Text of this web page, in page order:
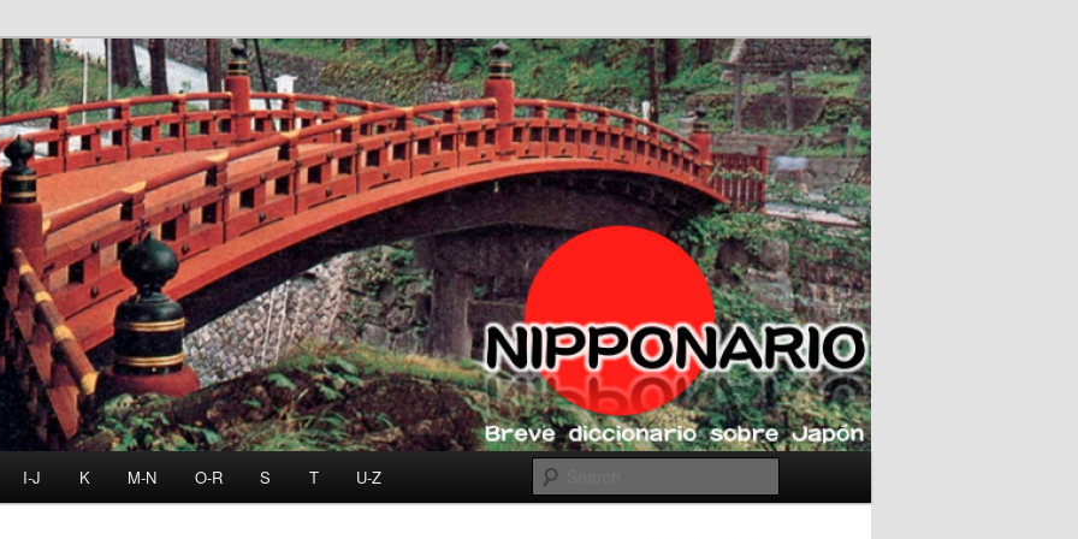
I-J K M-N O-R S T U-Z